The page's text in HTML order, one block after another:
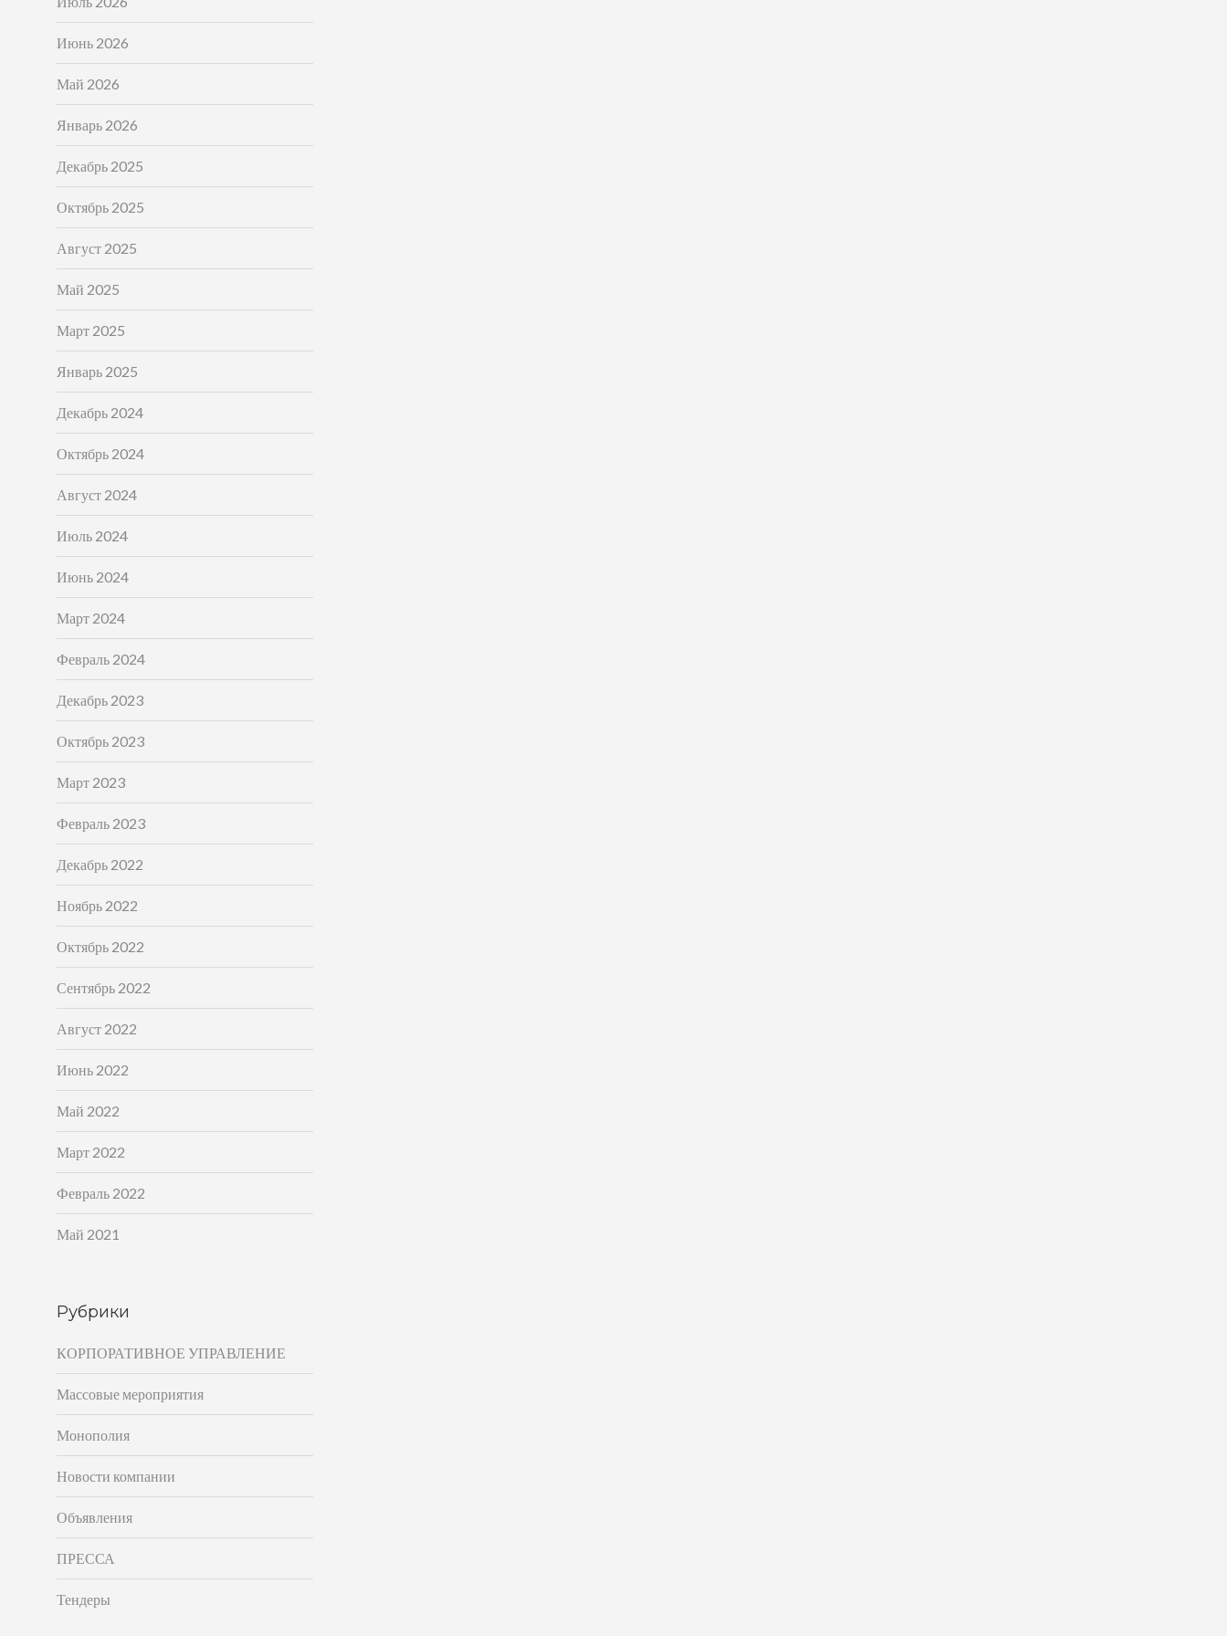
Июнь 2026
Май 2026
Январь 2026
Декабрь 2025
Октябрь 2025
Август 2025
Май 2025
Март 2025
Январь 2025
Декабрь 2024
Октябрь 2024
Август 2024
Июль 2024
Июнь 2024
Март 2024
Февраль 2024
Декабрь 2023
Октябрь 2023
Март 2023
Февраль 2023
Декабрь 2022
Ноябрь 2022
Октябрь 2022
Сентябрь 2022
Август 2022
Июнь 2022
Май 2022
Март 2022
Февраль 2022
Май 2021
Рубрики
КОРПОРАТИВНОЕ УПРАВЛЕНИЕ
Массовые мероприятия
Монополия
Новости компании
Объявления
ПРЕССА
Тендеры